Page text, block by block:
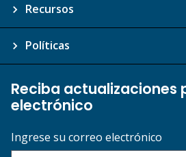
Recursos
Políticas
Reciba actualizaciones
electrónico
Ingrese su correo electrónico